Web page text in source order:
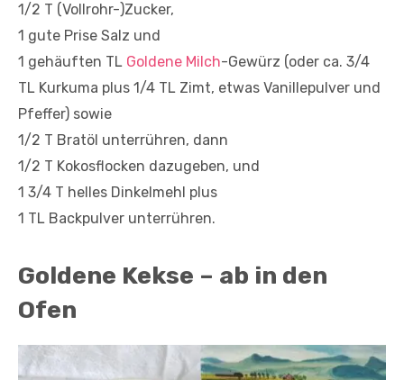
1/2 T (Vollrohr-)Zucker,
1 gute Prise Salz und
1 gehäuften TL Goldene Milch-Gewürz (oder ca. 3/4
TL Kurkuma plus 1/4 TL Zimt, etwas Vanillepulver und
Pfeffer) sowie
1/2 T Bratöl unterrühren, dann
1/2 T Kokosflocken dazugeben, und
1 3/4 T helles Dinkelmehl plus
1 TL Backpulver unterrühren.
Goldene Kekse – ab in den
Ofen